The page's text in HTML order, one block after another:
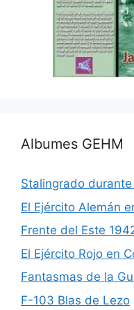
Albumes GEHM
Stalingrado
El Ejército Alemán
Frente del Este
El Ejército Rojo en
Fantasmas de la
F-103 Blas de Lezo